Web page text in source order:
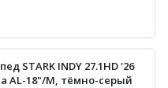
STARK INDY 27.1HD '26
AL-18"/M, тёмно-серый